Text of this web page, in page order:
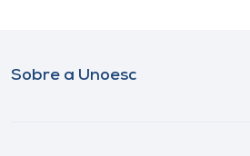
Sobre a Unoesc